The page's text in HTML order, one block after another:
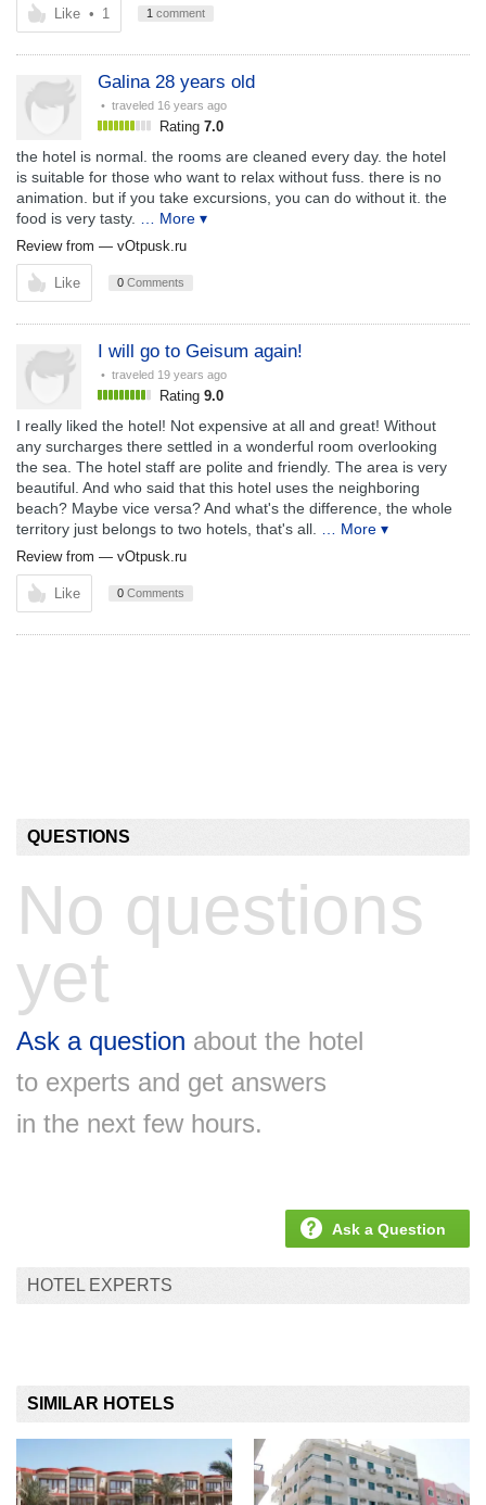
Like • 1 1 comment
Galina 28 years old
• traveled 16 years ago
Rating 7.0
the hotel is normal. the rooms are cleaned every day. the hotel
is suitable for those who want to relax without fuss. there is no
animation. but if you take excursions, you can do without it. the
food is very tasty.
… More ▾
Review from — vOtpusk.ru
Like 0 Comments
I will go to Geisum again!
• traveled 19 years ago
Rating 9.0
I really liked the hotel! Not expensive at all and great! Without
any surcharges there settled in a wonderful room overlooking
the sea. The hotel staff are polite and friendly. The area is very
beautiful. And who said that this hotel uses the neighboring
beach? Maybe vice versa? And what's the difference, the whole
territory just belongs to two hotels, that's all.
… More ▾
Review from — vOtpusk.ru
Like 0 Comments
QUESTIONS
No questions
yet
Ask a question about the hotel
to experts and get answers
in the next few hours.
Ask a Question
HOTEL EXPERTS
SIMILAR HOTELS